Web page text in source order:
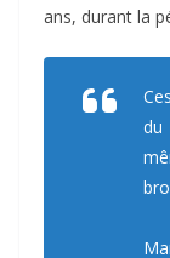
ans, durant la
du